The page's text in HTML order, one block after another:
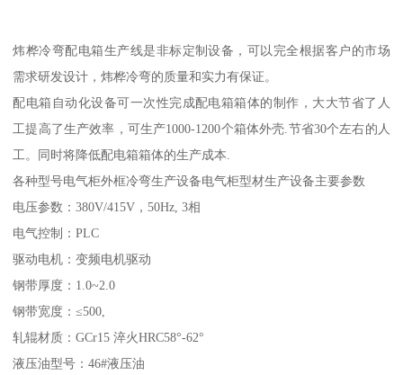
炜桦冷弯配电箱生产线是非标定制设备，可以完全根据客户的市场
需求研发设计，炜桦冷弯的质量和实力有保证。
配电箱自动化设备可一次性完成配电箱箱体的制作，大大节省了人
工提高了生产效率，可生产1000-1200个箱体外壳.节省30个左右的人
工。同时将降低配电箱箱体的生产成本.
各种型号电气柜外框冷弯生产设备电气柜型材生产设备主要参数
电压参数：380V/415V，50Hz, 3相
电气控制：PLC
驱动电机：变频电机驱动
钢带厚度：1.0~2.0
钢带宽度：≤500,
轧辊材质：GCr15 淬火HRC58°-62°
液压油型号：46#液压油